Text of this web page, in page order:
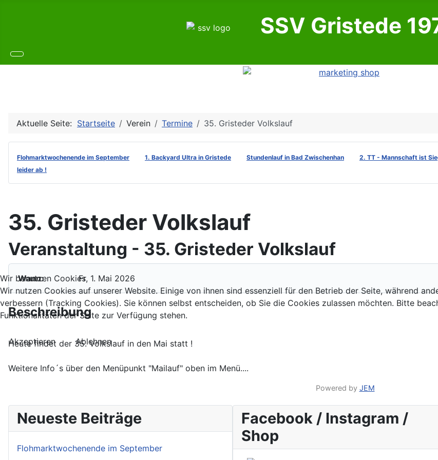
SSV Gristede
Aktuelle Seite: Startseite Verein Termine 35. Gristeder Volkslauf
Flohmarktwochenende im September 1. Backyard Ultra in Gristede Stundenlauf in Bad Zwischenhan 2. TT - Mannschaft ist
leider ab !
35. Gristeder Volkslauf
Veranstaltung - 35. Gristeder Volkslauf
Wann: Fr, 1. Mai 2026
Beschreibung
Heute findet der 35. Volkslauf in den Mai statt !
Weitere Info´s über den Menüpunkt "Mailauf" oben im Menü....
Powered by JEM
Neueste Beiträge
Flohmarktwochenende im September
Facebook / Instagram /
Shop
Wir benutzen Cookies
Wir nutzen Cookies auf unserer Website. Einige von ihnen sind essenziell für den Betrieb der Seite, während
verbessern (Tracking Cookies). Sie können selbst entscheiden, ob Sie die Cookies zulassen möchten. Bitte
Funktionalitäten der Seite zur Verfügung stehen.
Akzeptieren Ablehnen